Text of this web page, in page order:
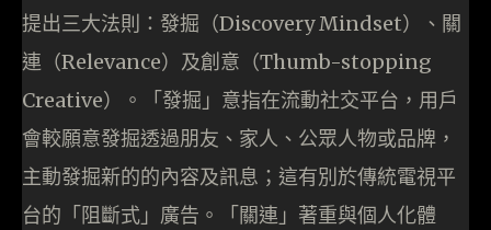
提出三大法則：發掘（Discovery Mindset）、關
連（Relevance）及創意（Thumb-stopping
Creative）。「發掘」意指在流動社交平台，用戶
會較願意發掘透過朋友、家人、公眾人物或品牌，
主動發掘新的的內容及訊息；這有別於傳統電視平
台的「阻斷式」廣告。「關連」著重與個人化體